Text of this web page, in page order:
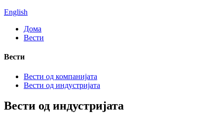
English
Дома
Вести
Вести
Вести од компанијата
Вести од индустријата
Вести од индустријата